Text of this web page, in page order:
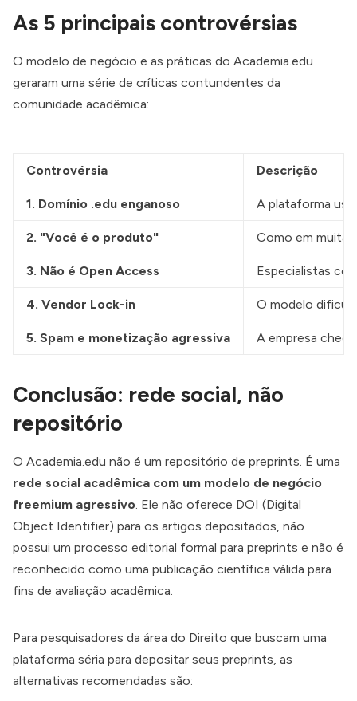
As 5 principais controvérsias
O modelo de negócio e as práticas do Academia.edu
geraram uma série de críticas contundentes da
comunidade acadêmica:
Controvérsia Descrição
1. Domínio .edu enganoso A plataforma
2. "Você é o produto" Como em
3. Não é Open Access Especialistas
4. Vendor Lock-in O modelo
5. Spam e monetização agressiva A empresa
Conclusão: rede social, não
repositório
O Academia.edu não é um repositório de preprints. É uma
rede social acadêmica com um modelo de negócio
freemium agressivo. Ele não oferece DOI (Digital
Object Identifier) para os artigos depositados, não
possui um processo editorial formal para preprints e não é
reconhecido como uma publicação científica válida para
fins de avaliação acadêmica.
Para pesquisadores da área do Direito que buscam uma
plataforma séria para depositar seus preprints, as
alternativas recomendadas são: